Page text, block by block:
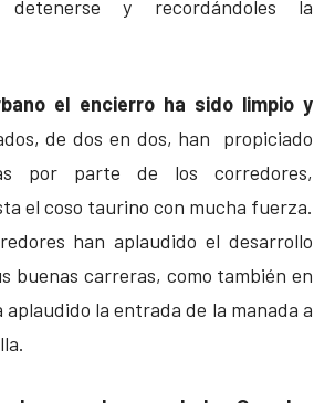
detenerse y recordándoles la
el encierro ha sido limpio y
de dos en dos, han propiciado
por parte de los corredores,
el coso taurino con mucha fuerza.
han aplaudido el desarrollo
buenas carreras, como también en
aplaudido la entrada de la manada a